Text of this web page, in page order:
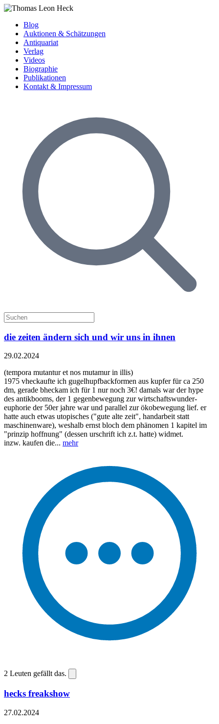
Blog
Auktionen & Schätzungen
Antiquariat
Verlag
Videos
Biographie
Publikationen
Kontakt & Impressum
die zeiten ändern sich und wir uns in ihnen
29.02.2024
(tempora mutantur et nos mutamur in illis)
1975 vheckaufte ich gugelhupfbackformen aus kupfer für ca 250
dm, gerade bheckam ich für 1 nur noch 3€! damals war der hype
des antikbooms, der 1 gegenbewegung zur wirtschaftswunder-
euphorie der 50er jahre war und parallel zur ökobewegung lief. er
hatte auch etwas utopisches ("gute alte zeit", handarbeit statt
maschinenware), weshalb ernst bloch dem phänomen 1 kapitel im
"prinzip hoffnung" (dessen urschrift ich z.t. hatte) widmet.
inzw. kaufen die... mehr
2 Leuten gefällt das.
hecks freakshow
27.02.2024